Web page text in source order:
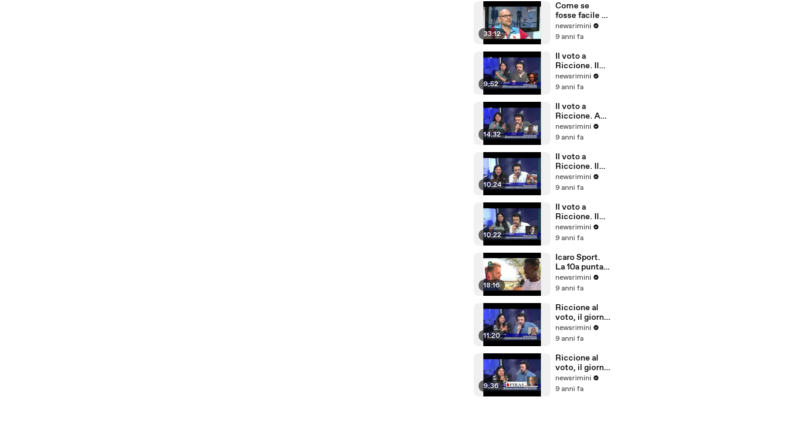
33:12
Come se
fosse facile -
Special Crabs
newsrimini
9 anni fa
9:52
Il voto a
Riccione. Il
commento di
Andrea
(Movimento 5
Stelle)
newsrimini
9 anni fa
14:32
Il voto a
Riccione. A
Tempo Reale
commento di
(Patto Civico
Riccione)
newsrimini
9 anni fa
10:24
Il voto a
Riccione. Il
commento di
Parmeggiani
newsrimini
9 anni fa
10:22
Il voto a
Riccione. Il
commento di
Dionigi
Forza Italia
newsrimini
9 anni fa
18:16
Icaro Sport.
La 10a puntata
del reality
sulla
Rimini alla
Barcellona
Professional
Cup
newsrimini
9 anni fa
11:20
Riccione al
voto, il giorno
dopo. Il
commento di
newsrimini
9 anni fa
9:36
Riccione al
voto, il giorno
dopo. Il
commento di
newsrimini
9 anni fa